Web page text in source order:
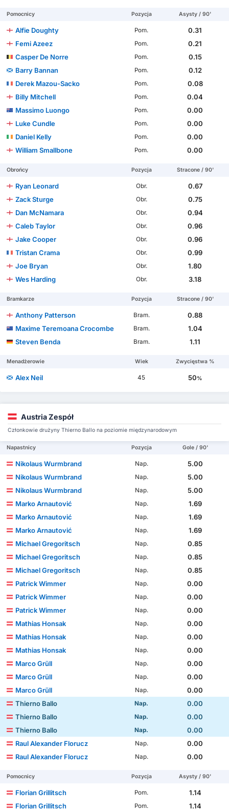
Pomocnicy Pozycja Asysty / 90'
Alfie Doughty Pom.
0.31
Femi Azeez
Pom.
0.21
Casper De Norre
Pom.
0.15
Barry Bannan
Pom.
0.12
Derek Mazou-Sacko
Pom.
0.08
Billy Mitchell
Pom.
0.04
Massimo Luongo
Pom.
0.00
Luke Cundle
Pom.
0.00
Daniel Kelly
Pom.
0.00
William Smallbone
Pom. 0.00
Obrońcy Pozycja Stracone / 90'
Ryan Leonard Obr.
0.67
Zack Sturge
Obr.
0.75
Dan McNamara
Obr.
0.94
Caleb Taylor
Obr.
0.96
Jake Cooper
Obr.
0.96
Tristan Crama
Obr.
0.99
Joe Bryan
Obr.
1.80
Wes Harding
Obr. 3.18
Bramkarze Pozycja Stracone / 90'
Anthony Patterson Bram.
0.88
Maxime Teremoana Crocombe
Bram.
1.04
Steven Benda
Bram. 1.11
Menadżerowie Wiek Zwycięstwa %
Alex Neil 45 50%
Austria Zespół
Członkowie drużyny Thierno Ballo na poziomie międzynarodowym
Napastnicy Pozycja Gole / 90'
Nikolaus Wurmbrand Nap.
5.00
Nikolaus Wurmbrand
Nap.
5.00
Nikolaus Wurmbrand
Nap.
5.00
Marko Arnautović
Nap.
1.69
Marko Arnautović
Nap.
1.69
Marko Arnautović
Nap.
1.69
Michael Gregoritsch
Nap.
0.85
Michael Gregoritsch
Nap.
0.85
Michael Gregoritsch
Nap.
0.85
Patrick Wimmer
Nap.
0.00
Patrick Wimmer
Nap.
0.00
Patrick Wimmer
Nap.
0.00
Mathias Honsak
Nap.
0.00
Mathias Honsak
Nap.
0.00
Mathias Honsak
Nap.
0.00
Marco Grüll
Nap.
0.00
Marco Grüll
Nap.
0.00
Marco Grüll
Nap.
0.00
Thierno Ballo
Nap.
0.00
Thierno Ballo
Nap.
0.00
Thierno Ballo
Nap.
0.00
Raul Alexander Florucz
Nap.
0.00
Raul Alexander Florucz
Nap. 0.00
Pomocnicy Pozycja Asysty / 90'
Florian Grillitsch Pom.
1.14
Florian Grillitsch
Pom. 1.14